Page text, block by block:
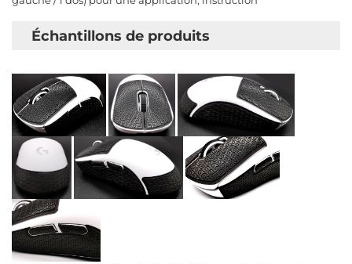
​ Échantillons de produits